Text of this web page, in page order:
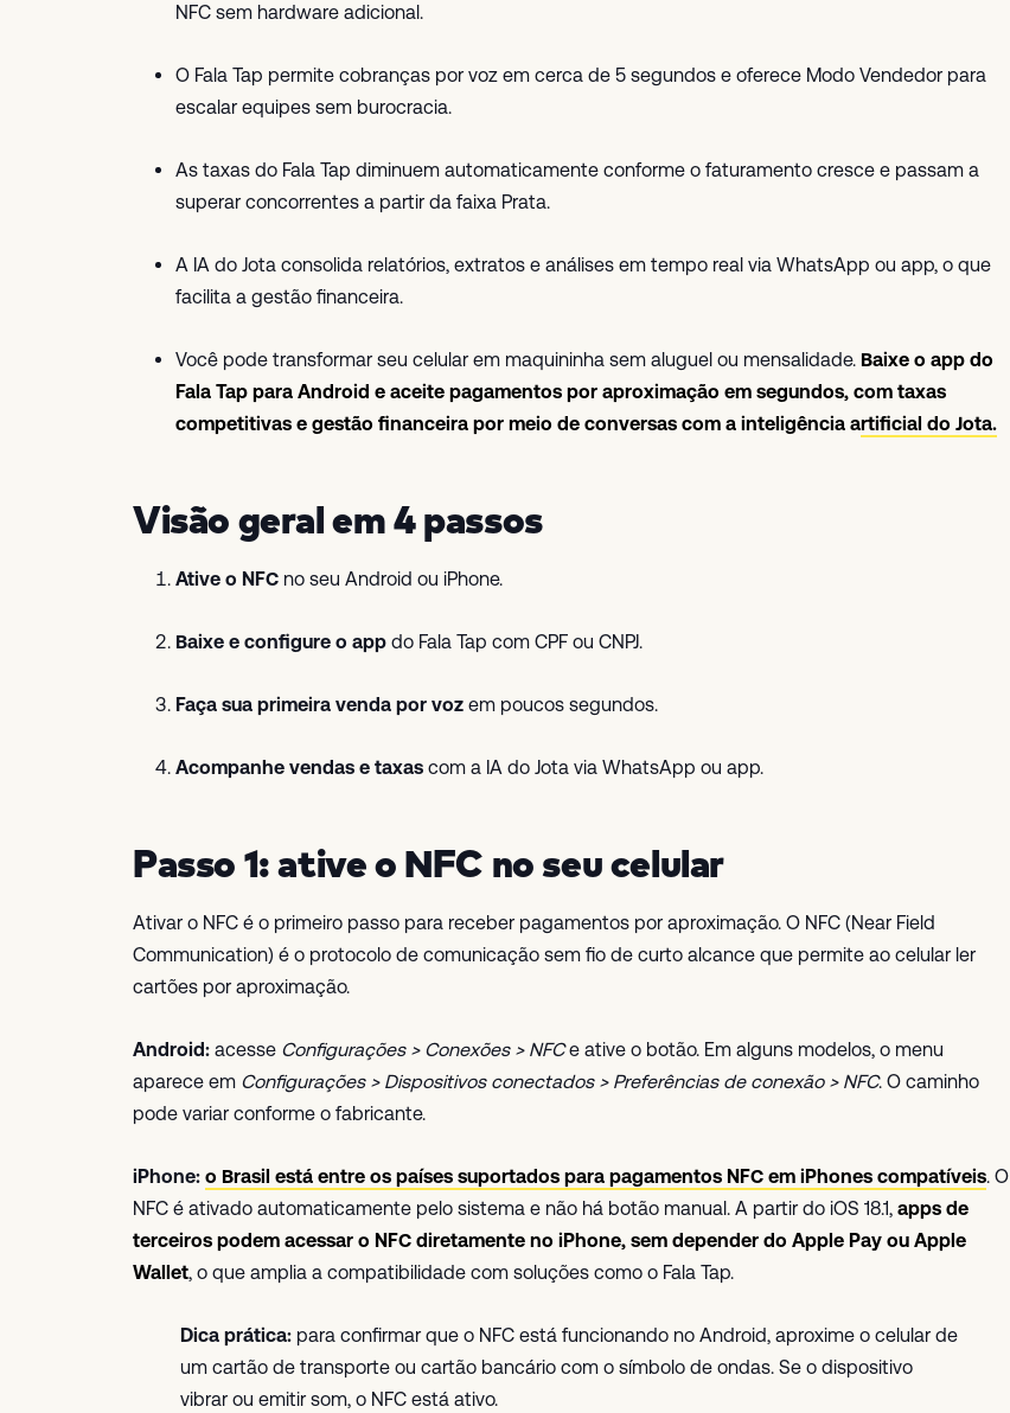
NFC sem hardware adicional.
O Fala Tap permite cobranças por voz em cerca de 5 segundos e oferece Modo Vendedor para
escalar equipes sem burocracia.
As taxas do Fala Tap diminuem automaticamente conforme o faturamento cresce e passam a
superar concorrentes a partir da faixa Prata.
A IA do Jota consolida relatórios, extratos e análises em tempo real via WhatsApp ou app, o que
facilita a gestão financeira.
Você pode transformar seu celular em maquininha sem aluguel ou mensalidade. Baixe o app do
Fala Tap para Android e aceite pagamentos por aproximação em segundos, com taxas
competitivas e gestão financeira por meio de conversas com a inteligência artificial do Jota.
Visão geral em 4 passos
Ative o NFC no seu Android ou iPhone.
Baixe e configure o app do Fala Tap com CPF ou CNPJ.
Faça sua primeira venda por voz em poucos segundos.
Acompanhe vendas e taxas com a IA do Jota via WhatsApp ou app.
Passo 1: ative o NFC no seu celular
Ativar o NFC é o primeiro passo para receber pagamentos por aproximação. O NFC (Near Field
Communication) é o protocolo de comunicação sem fio de curto alcance que permite ao celular ler
cartões por aproximação.
Android: acesse Configurações > Conexões > NFCe ative o botão. Em alguns modelos, o menu
aparece em Configurações > Dispositivos conectados > Preferências de conexão > NFC. O caminho
pode variar conforme o fabricante.
iPhone: o Brasil está entre os países suportados para pagamentos NFC em iPhones compatíveis. O
NFC é ativado automaticamente pelo sistema e não há botão manual. A partir do iOS 18.1, apps de
terceiros podem acessar o NFC diretamente no iPhone, sem depender do Apple Pay ou Apple
Wallet, o que amplia a compatibilidade com soluções como o Fala Tap.
Dica prática: para confirmar que o NFC está funcionando no Android, aproxime o celular de
um cartão de transporte ou cartão bancário com o símbolo de ondas. Se o dispositivo
vibrar ou emitir som, o NFC está ativo.